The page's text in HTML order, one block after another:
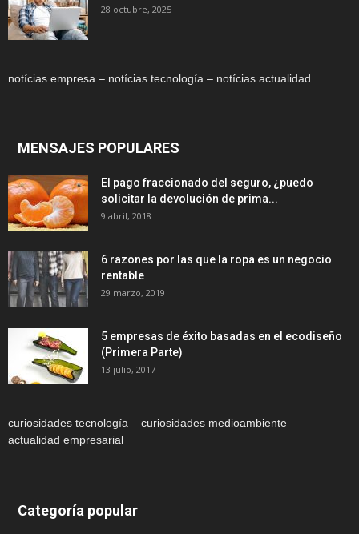
28 octubre, 2025
notícias empresa – notícias tecnología – notícias actualidad
MENSAJES POPULARES
El pago fraccionado del seguro, ¿puedo
solicitar la devolución de prima...
9 abril, 2018
6 razones por las que la ropa es un negocio
rentable
29 marzo, 2019
5 empresas de éxito basadas en el ecodiseño
(Primera Parte)
13 julio, 2017
curiosidades tecnología – curiosidades medioambiente –
actualidad empresarial
Categoría popular